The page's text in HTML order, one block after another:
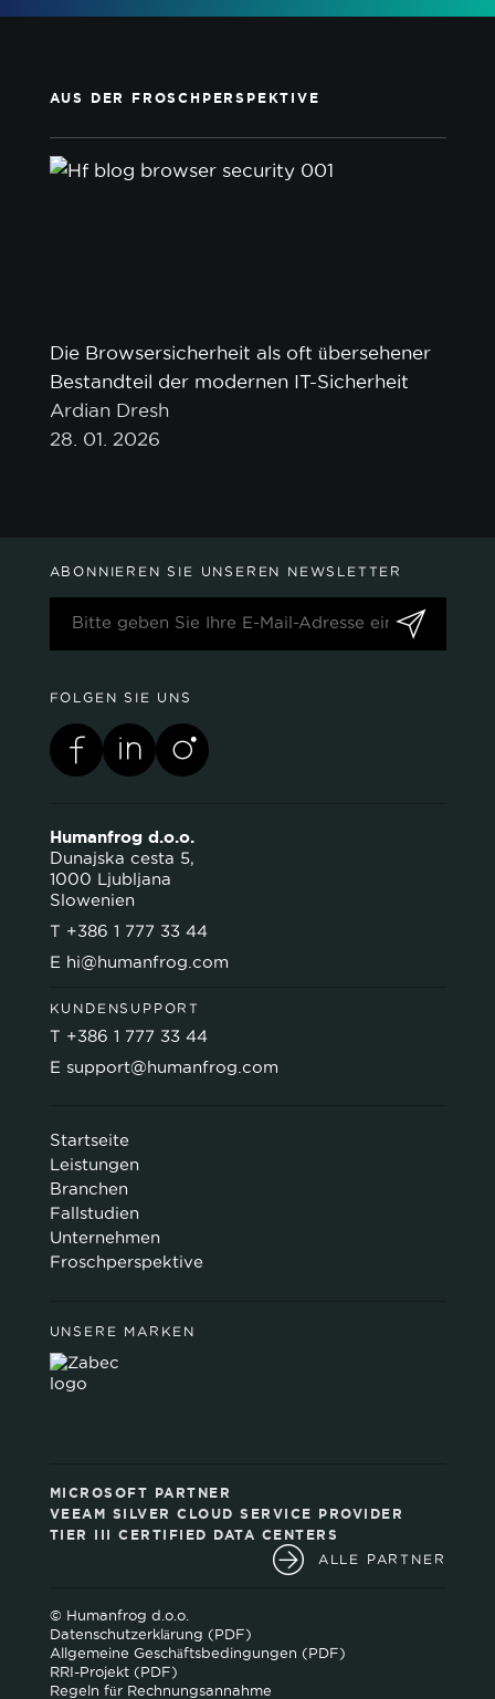
AUS DER FROSCHPERSPEKTIVE
Die Browsersicherheit als oft übersehener
Bestandteil der modernen IT-Sicherheit
Ardian Dresh
28. 01. 2026
ABONNIEREN SIE UNSEREN NEWSLETTER
FOLGEN SIE UNS
Humanfrog d.o.o.
Dunajska cesta 5,
1000 Ljubljana
Slowenien
T +386 1 777 33 44
E hi@humanfrog.com
KUNDENSUPPORT
T +386 1 777 33 44
E support@humanfrog.com
Startseite
Leistungen
Branchen
Fallstudien
Unternehmen
Froschperspektive
UNSERE MARKEN
MICROSOFT PARTNER
VEEAM SILVER CLOUD SERVICE PROVIDER
TIER III CERTIFIED DATA CENTERS
ALLE PARTNER
© Humanfrog d.o.o.
Datenschutzerklärung (PDF)
Allgemeine Geschäftsbedingungen (PDF)
RRI-Projekt (PDF)
Regeln für Rechnungsannahme